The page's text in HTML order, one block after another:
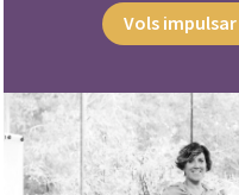
Vols impulsar